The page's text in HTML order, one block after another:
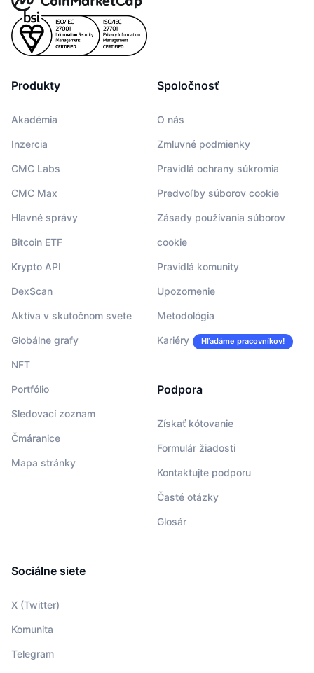
Produkty
Akadémia
Inzercia
CMC Labs
CMC Max
Hlavné správy
Bitcoin ETF
Krypto API
DexScan
Aktíva v skutočnom svete
Globálne grafy
NFT
Portfólio
Sledovací zoznam
Čmáranice
Mapa stránky
Spoločnosť
O nás
Zmluvné podmienky
Pravidlá ochrany súkromia
Predvoľby súborov cookie
Zásady používania súborov
cookie
Pravidlá komunity
Upozornenie
Metodológia
Kariéry Hľadáme pracovníkov!
Podpora
Získať kótovanie
Formulár žiadosti
Kontaktujte podporu
Časté otázky
Glosár
Sociálne siete
X (Twitter)
Komunita
Telegram